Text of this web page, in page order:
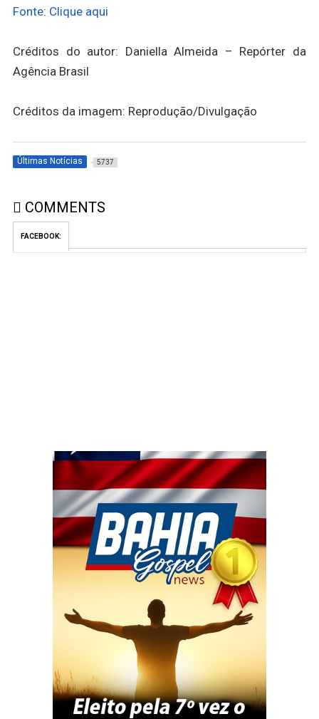
Fonte: Clique aqui
Créditos do autor: Daniella Almeida – Repórter da
Agência Brasil
Créditos da imagem: Reprodução/Divulgação
Últimas Notícias 5737
COMMENTS
FACEBOOK: